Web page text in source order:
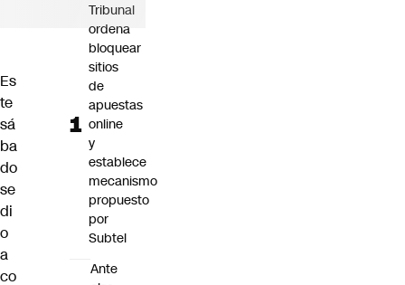
Es
te
sá
ba
do
se
di
o
a
co
Tribunal
ordena
bloquear
sitios
de
apuestas
online
y
establece
mecanismo
propuesto
por
Subtel
Ante